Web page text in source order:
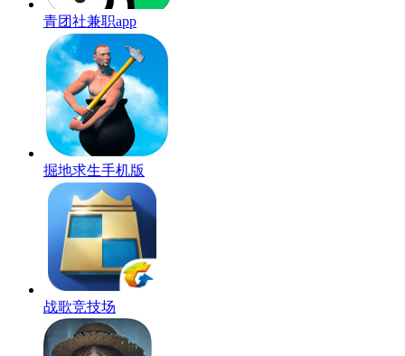
青团社兼职app
掘地求生手机版
战歌竞技场